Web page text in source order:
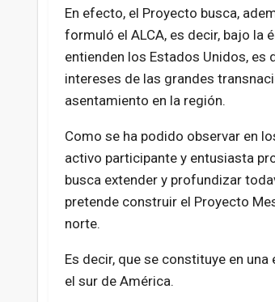
En efecto, el Proyecto busca,
formuló el ALCA, es decir, bajo la
entienden los Estados Unidos, es
intereses de las grandes
asentamiento en la región.
Como se ha podido observar en
activo participante y entusiasta
busca extender y profundizar
pretende construir el Proyecto
norte.
Es decir, que se constituye en
el sur de América.